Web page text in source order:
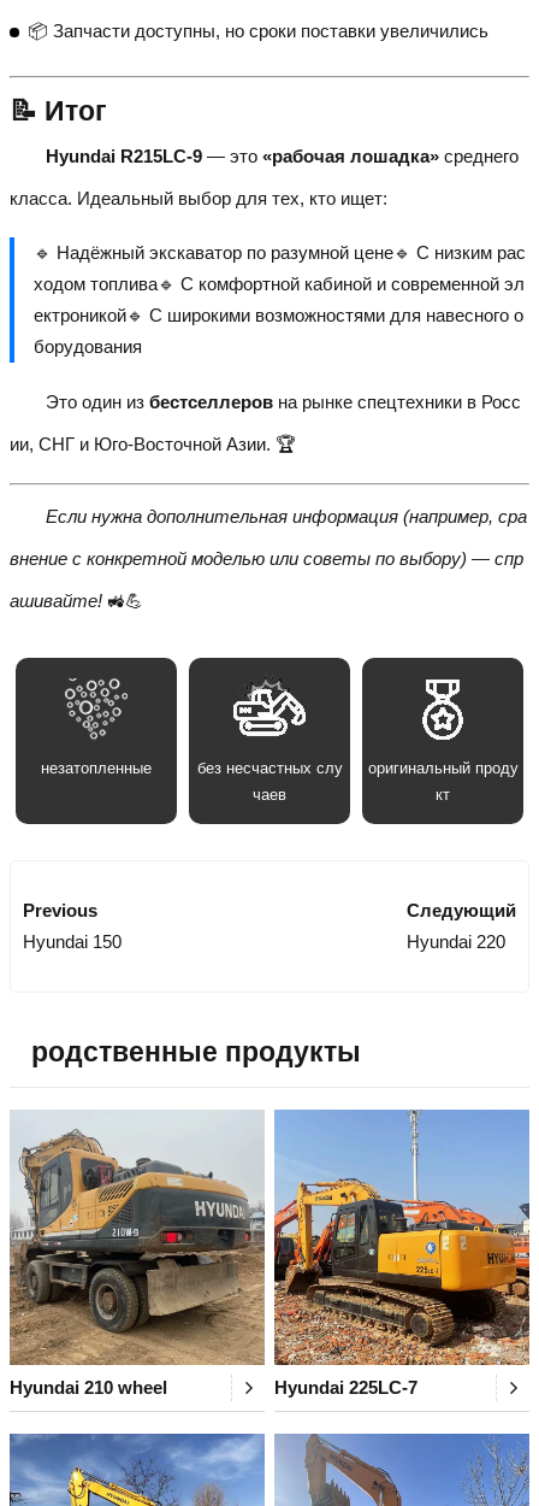
📦 Запчасти доступны, но сроки поставки увеличились
📝 Итог
Hyundai R215LC-9 — это «рабочая лошадка» среднего
класса. Идеальный выбор для тех, кто ищет:
🔹 Надёжный экскаватор по разумной цене🔹 С низким рас
ходом топлива🔹 С комфортной кабиной и современной эл
ектроникой🔹 С широкими возможностями для навесного о
борудования
Это один из бестселлеров на рынке спецтехники в Росс
ии, СНГ и Юго-Восточной Азии. 🏆
Если нужна дополнительная информация (например, сра
внение с конкретной моделью или советы по выбору) — спр
ашивайте! 🚜💪
незатопленные
без несчастных слу
чаев
оригинальный проду
кт
Previous
Hyundai 150
Следующий
Hyundai 220
родственные продукты
Hyundai 210 wheel Hyundai 225LC-7